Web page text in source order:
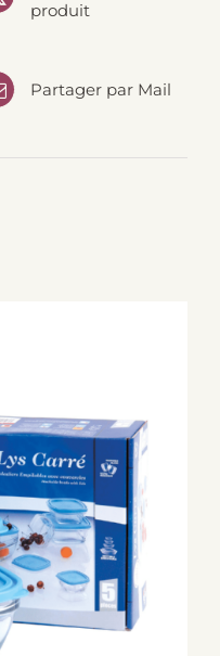
produit
Partager par Mail